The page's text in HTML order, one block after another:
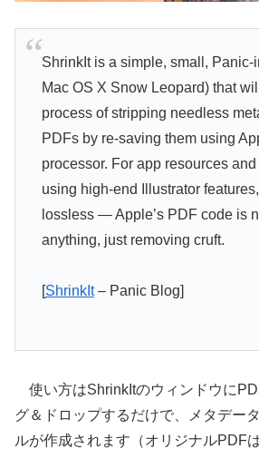
ShrinkIt is a simple, small, Panic-
Mac OS X Snow Leopard) that
process of stripping needless
PDFs by re-saving them using
processor. For app resources and
using high-end Illustrator
lossless — Apple’s PDF code is
anything, just removing cruft.
[ShrinkIt– Panic Blog]
使い方はShrinkItのウィンドウに
グ＆ドロップするだけで、メタデー
ルが作成されます（オリジナルPDF